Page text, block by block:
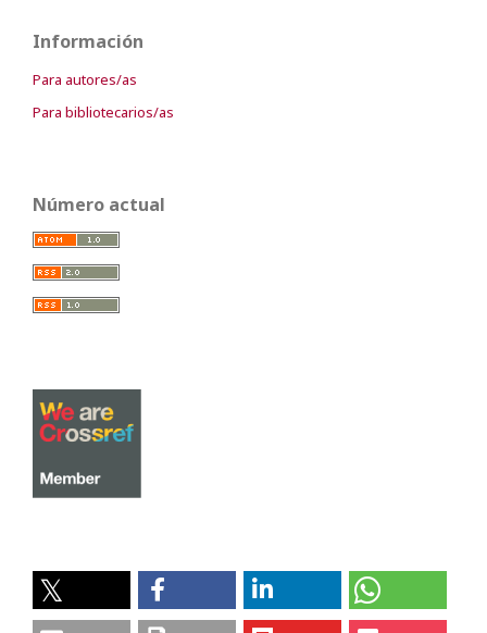
Información
Para autores/as
Para bibliotecarios/as
Número actual